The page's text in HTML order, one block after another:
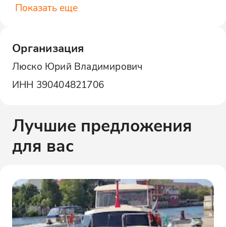
Показать еще
Организация
Люско Юрий Владимирович
ИНН 390404821706
Лучшие предложения
для вас